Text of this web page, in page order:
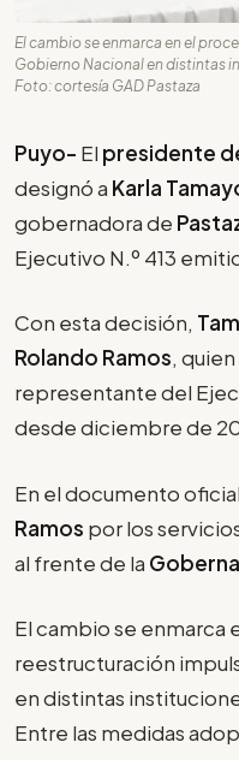
El cambio se enmarca en el
Gobierno Nacional en distintas
Foto: cortesía GAD Pastaza
Puyo- El presidente
designó a Karla
gobernadora de
Ejecutivo N.º 413
Con esta decisión,
Rolando Ramos,
representante del
desde diciembre de
En el documento
Ramos por los
al frente de la
El cambio se enmarca
reestructuración
en distintas
Entre las medidas